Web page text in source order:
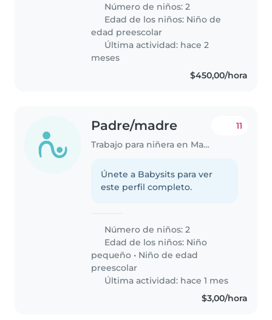
encanta hablar y preguntar
cuando agarra confianza, es muy
tímido. Necesitamos..
Número de niños: 2
Edad de los niños: Niño de
edad preescolar
Última actividad: hace 2
meses
$450,00/hora
Padre/madre
Trabajo para niñera en Manta
11
Únete a Babysits para ver
este perfil completo.
Número de niños: 2
Edad de los niños: Niño
pequeño • Niño de edad
preescolar
Última actividad: hace 1 mes
$3,00/hora